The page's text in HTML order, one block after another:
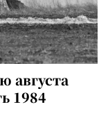
августа
1984